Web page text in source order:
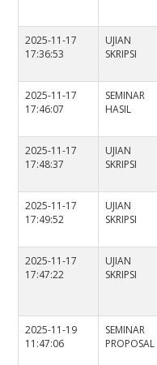
2025-11-17
17:36:53
UJIAN
SKRIPSI
2025-11-17
17:46:07
SEMINAR
HASIL
2025-11-17
17:48:37
UJIAN
SKRIPSI
2025-11-17
17:49:52
UJIAN
SKRIPSI
2025-11-17
17:47:22
UJIAN
SKRIPSI
2025-11-19
11:47:06
SEMINAR
PROPOSAL